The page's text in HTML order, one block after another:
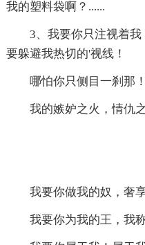
我的塑料袋啊？......
3、我要你只注视着
要躲避我热切的'视线！
哪怕你只侧目一刹那
我的嫉妒之火，情仇
我要你做我的奴，奢
我要你为我的王，我